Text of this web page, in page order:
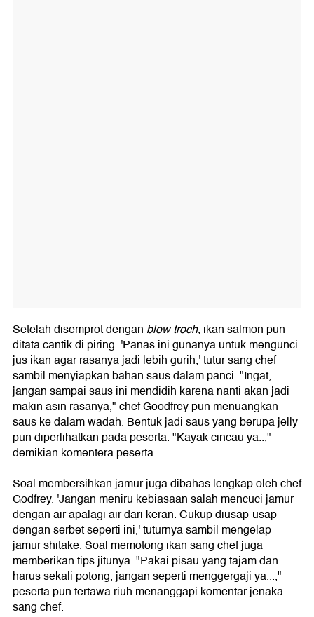
Setelah disemprot dengan blow troch, ikan salmon pun
ditata cantik di piring. 'Panas ini gunanya untuk mengunci
jus ikan agar rasanya jadi lebih gurih,' tutur sang chef
sambil menyiapkan bahan saus dalam panci. "Ingat,
jangan sampai saus ini mendidih karena nanti akan jadi
makin asin rasanya," chef Goodfrey pun menuangkan
saus ke dalam wadah. Bentuk jadi saus yang berupa jelly
pun diperlihatkan pada peserta. "Kayak cincau ya..,"
demikian komentera peserta.
Soal membersihkan jamur juga dibahas lengkap oleh chef
Godfrey. 'Jangan meniru kebiasaan salah mencuci jamur
dengan air apalagi air dari keran. Cukup diusap-usap
dengan serbet seperti ini,' tuturnya sambil mengelap
jamur shitake. Soal memotong ikan sang chef juga
memberikan tips jitunya. "Pakai pisau yang tajam dan
harus sekali potong, jangan seperti menggergaji ya...,"
peserta pun tertawa riuh menanggapi komentar jenaka
sang chef.